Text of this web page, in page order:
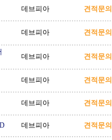
데브피아 견적문의
데브피아 견적문의
데브피아 견적문의
데브피아 견적문의
데브피아 견적문의
데브피아 견적문의